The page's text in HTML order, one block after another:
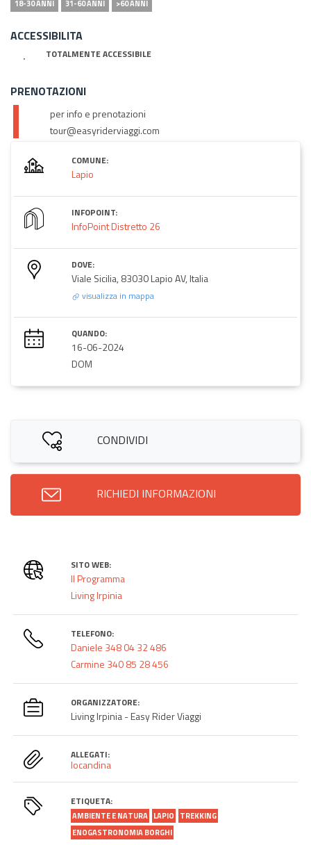
18-30 ANNI 31-60 ANNI >60 ANNI
ACCESSIBILITA
TOTALMENTE ACCESSIBILE
PRENOTAZIONI
per info e prenotazioni
tour@easyriderviaggi.com
COMUNE:
Lapio
INFOPOINT:
InfoPoint Distretto 26
DOVE:
Viale Sicilia, 83030 Lapio AV, Italia
visualizza in mappa
QUANDO:
16-06-2024
DOM
CONDIVIDI
RICHIEDI INFORMAZIONI
SITO WEB:
Il Programma
Living Irpinia
TELEFONO:
Daniele 348 04 32 486
Carmine 340 85 28 456
ORGANIZZATORE:
Living Irpinia - Easy Rider Viaggi
ALLEGATI:
locandina
ETIQUETA:
AMBIENTE E NATURA LAPIO
TREKKING
ENOGASTRONOMIA BORGHI